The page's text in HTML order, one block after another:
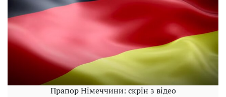
Прапор Німеччини: скрін з відео